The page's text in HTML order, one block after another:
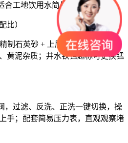
合工地饮用水简易净化。
比）
制石英砂 + 上层无烟煤，双层梯
黄泥杂质；井水铁锰超标可更换锰
，过滤、反洗、正洗一键切换，操
手；配套简易压力表，直观观察堵